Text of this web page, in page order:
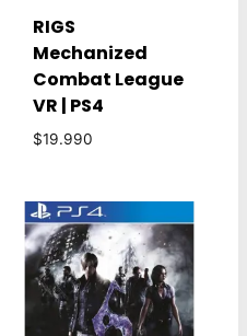
RIGS
Mechanized
Combat League
VR | PS4
$19.990